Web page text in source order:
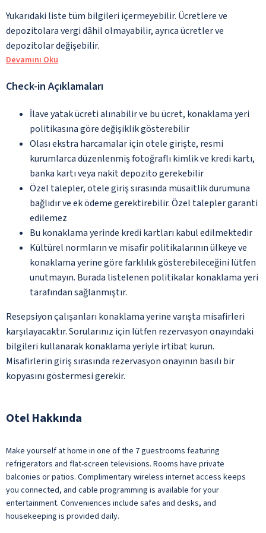
Yukarıdaki liste tüm bilgileri içermeyebilir. Ücretlere ve
depozitolara vergi dâhil olmayabilir, ayrıca ücretler ve
depozitolar değişebilir.
Devamını Oku
Check-in Açıklamaları
İlave yatak ücreti alınabilir ve bu ücret, konaklama yeri
politikasına göre değişiklik gösterebilir
Olası ekstra harcamalar için otele girişte, resmi
kurumlarca düzenlenmiş fotoğraflı kimlik ve kredi kartı,
banka kartı veya nakit depozito gerekebilir
Özel talepler, otele giriş sırasında müsaitlik durumuna
bağlıdır ve ek ödeme gerektirebilir. Özel talepler garanti
edilemez
Bu konaklama yerinde kredi kartları kabul edilmektedir
Kültürel normların ve misafir politikalarının ülkeye ve
konaklama yerine göre farklılık gösterebileceğini lütfen
unutmayın. Burada listelenen politikalar konaklama yeri
tarafından sağlanmıştır.
Resepsiyon çalışanları konaklama yerine varışta misafirleri
karşılayacaktır. Sorularınız için lütfen rezervasyon onayındaki
bilgileri kullanarak konaklama yeriyle irtibat kurun.
Misafirlerin giriş sırasında rezervasyon onayının basılı bir
kopyasını göstermesi gerekir.
Otel Hakkında
Make yourself at home in one of the 7 guestrooms featuring
refrigerators and flat-screen televisions. Rooms have private
balconies or patios. Complimentary wireless internet access keeps
you connected, and cable programming is available for your
entertainment. Conveniences include safes and desks, and
housekeeping is provided daily.